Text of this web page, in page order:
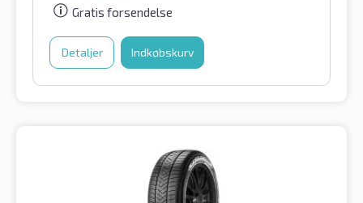
Gratis forsendelse
Detaljer Indkøbskurv